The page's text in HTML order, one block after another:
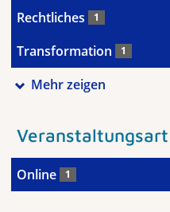
Rechtliches 1
Transformation 1
Mehr zeigen
Veranstaltungsart
Online 1